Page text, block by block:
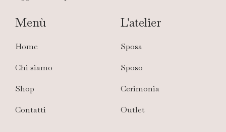
Menù
Home
Chi siamo
Shop
Contatti
L'atelier
Sposa
Sposo
Cerimonia
Outlet